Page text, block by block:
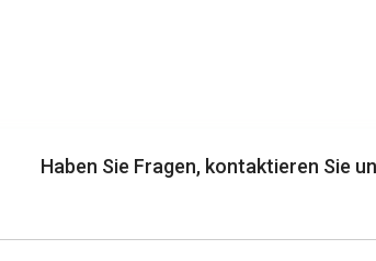
Haben Sie Fragen, kontaktieren Sie